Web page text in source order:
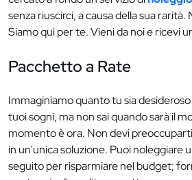
senza riuscirci, a causa della sua
Siamo qui per te. Vieni da noi e ricevi
Pacchetto a Rate
Immaginiamo quanto tu sia
tuoi sogni, ma non sai quando sarà il
momento è ora. Non devi
in un'unica soluzione. Puoi noleggiare
seguito per risparmiare nel budget;